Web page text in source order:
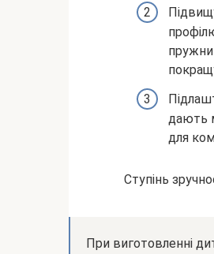
дають
для
Ступінь
При виготовленні